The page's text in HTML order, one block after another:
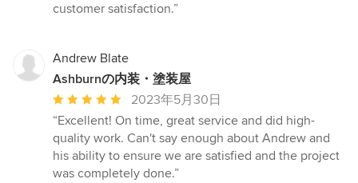
価：
星
中
星
customer satisfaction.”
Andrew Blate
Ashburnの内装・塗装屋
平
均
評
価：
5
2023年5月30日
“Excellent! On time, great service and did high-
quality work. Can't say enough about Andrew and
his ability to ensure we are satisfied and the project
was completely done.”